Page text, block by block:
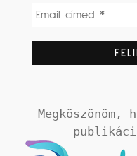
Megköszönöm,